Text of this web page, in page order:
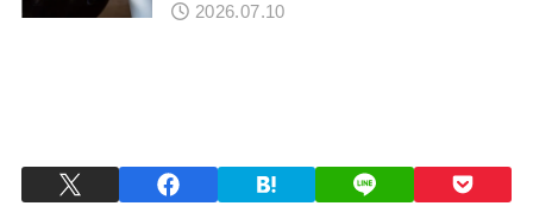
2026.07.10